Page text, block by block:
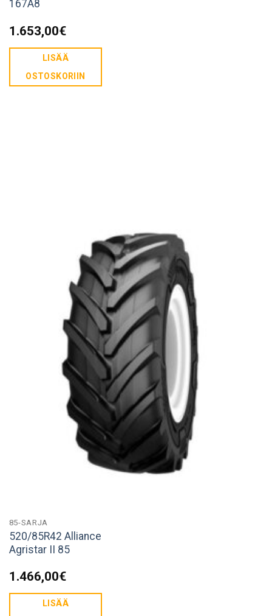
167A8
1.653,00€
LISÄÄ
OSTOSKORIIN
85-SARJA
520/85R42 Alliance
Agristar II 85
1.466,00€
LISÄÄ